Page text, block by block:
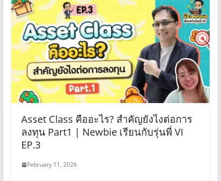
Asset Class คืออะไร? สำคัญยังไงต่อการ
ลงทุน Part1 | Newbie เรียนกับรุ่นพี่ VI
EP.3
February 11, 2026